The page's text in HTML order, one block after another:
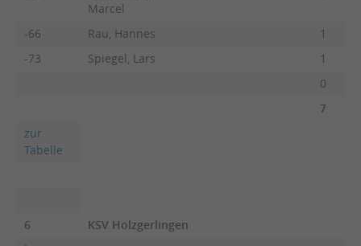
Marcel
-66 Rau, Hannes
1
-73
Spiegel, Lars
1
0
7
zur
Tabelle
6
KSV Holzgerlingen